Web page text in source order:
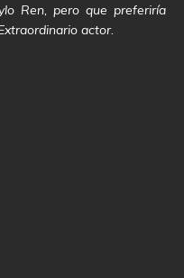
Ren, pero que preferiría
actor.